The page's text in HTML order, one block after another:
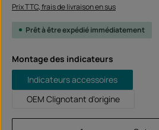
Prix TTC, frais de livraison en sus
Prêt à être expédié immédiatement
Sélectionnez
Montage des indicateurs
Indicateurs accessoires
OEM Clignotant d'origine
Quantité de produit :